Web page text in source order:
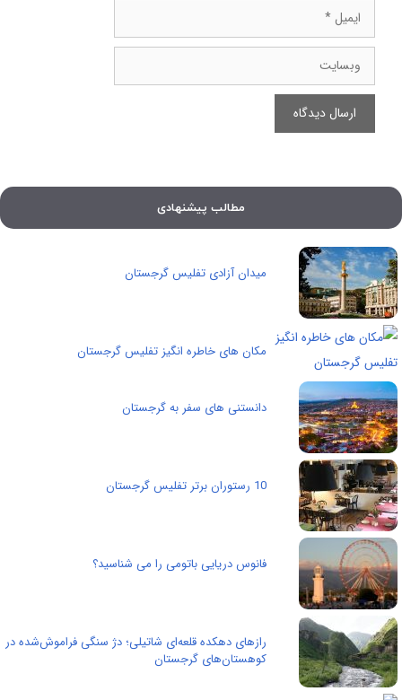
ایمیل
وبسایت
مطالب پیشنهادی
میدان آزادی تفلیس گرجستان
مکان های خاطره انگیز تفلیس گرجستان
دانستنی های سفر به گرجستان
10 رستوران برتر تفلیس گرجستان
فانوس دریایی باتومی را می شناسید؟
رازهای دهکده قلعه‌ای شاتیلی؛ دژ سنگی فراموش‌شده در
کوهستان‌های گرجستان